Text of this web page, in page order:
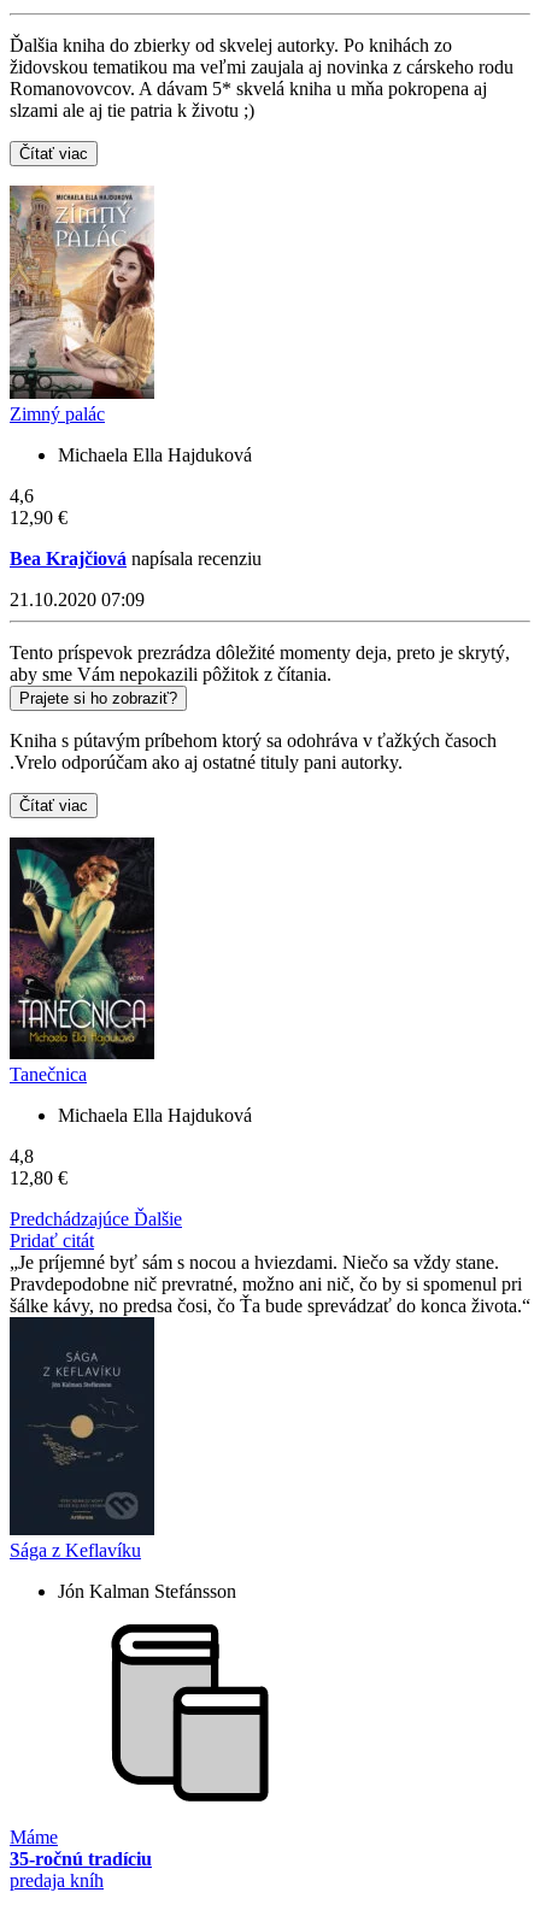
Ďalšia kniha do zbierky od skvelej autorky. Po knihách zo
židovskou tematikou ma veľmi zaujala aj novinka z cárskeho rodu
Romanovovcov. A dávam 5* skvelá kniha u mňa pokropena aj
slzami ale aj tie patria k životu ;)
Čítať viac
Zimný palác
Michaela Ella Hajduková
4,6
12,90 €
Bea Krajčiová napísala recenziu
21.10.2020 07:09
Tento príspevok prezrádza dôležité momenty deja, preto je skrytý,
aby sme Vám nepokazili pôžitok z čítania.
Prajete si ho zobraziť?
Kniha s pútavým príbehom ktorý sa odohráva v ťažkých časoch
.Vrelo odporúčam ako aj ostatné tituly pani autorky.
Čítať viac
Tanečnica
Michaela Ella Hajduková
4,8
12,80 €
Predchádzajúce Ďalšie
Pridať citát
Je príjemné byť sám s nocou a hviezdami. Niečo sa vždy stane.
Pravdepodobne nič prevratné, možno ani nič, čo by si spomenul pri
šálke kávy, no predsa čosi, čo Ťa bude sprevádzať do konca života.
Sága z Keflavíku
Jón Kalman Stefánsson
Máme
35-ročnú tradíciu
predaja kníh